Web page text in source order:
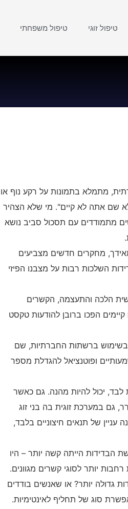
טיפול זוגי טיפול משפחתי
מתמלא בתמונות על רקע נוף או
שם אתה לא קיים". מי שלא הצהיר
מתמודדים עם תסכול סביב נושא
מחקרים חדשים מצביעים
השלכות רבות על מצבנו הפיזי
הלכה והתעצמה, הקשרים
הפכו ברובן להודעות טקסט
בשימוש ברשתות החברתיות, שם
ופוטנציאל להגדלת מספר
לבד, יכול להיות מהנה. גם כאשר
גם במערכת זוגית בה בני זוג
של תנאים חיצוניים בלבד,
הבדידות הייתה קשה יותר – היו
יותר לסוגי קשרים מגוונים.
גדולה יותר? או שאנשים בודדים
סוג של תחליף לאינטימיות.